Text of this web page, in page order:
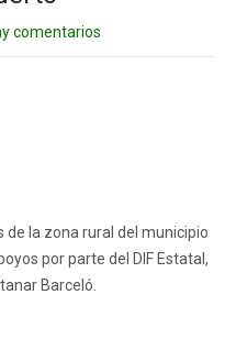
comentarios
de la zona rural del municipio
por parte del DIF Estatal,
Barceló.